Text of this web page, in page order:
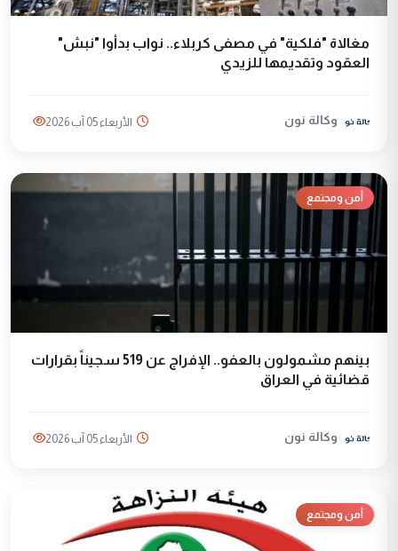
مغالاة "فلكية" في مصفى كربلاء.. نواب بدأوا "نبش"
العقود وتقديمها للزيدي
وكالة نون الأربعاء 05 آب 2026
أمن ومجتمع
بينهم مشمولون بالعفو.. الإفراج عن 519 سجيناً بقرارات
قضائية في العراق
وكالة نون الأربعاء 05 آب 2026
أمن ومجتمع